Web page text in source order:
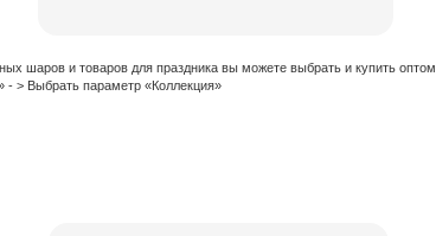
шаров и товаров для праздника вы можете выбрать и купить оптом
> Выбрать параметр «Коллекция»